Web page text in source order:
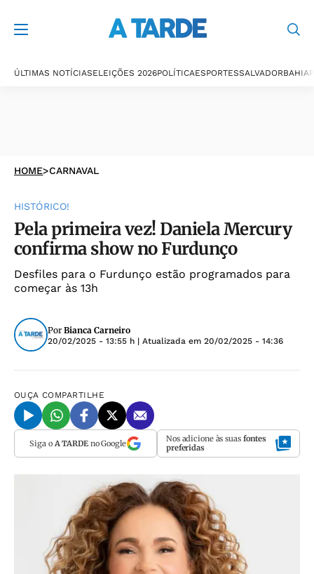
ÚLTIMAS NOTÍCIASELEIÇÕES 2026POLÍTICAESPORTESSALVADORBAHIA
HOME>CARNAVAL
HISTÓRICO!
Pela primeira vez! Daniela Mercury
confirma show no Furdunço
Desfiles para o Furdunço estão programados para
começar às 13h
Por Bianca Carneiro
20/02/2025 - 13:55 h | Atualizada em 20/02/2025 - 14:36
OUÇA COMPARTILHE
Siga o A TARDEno Google Nos adicione às suas fontes
preferidas